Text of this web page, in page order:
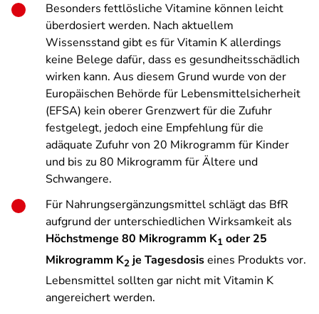
Besonders fettlösliche Vitamine können leicht
überdosiert werden. Nach aktuellem
Wissensstand gibt es für Vitamin K allerdings
keine Belege dafür, dass es gesundheitsschädlich
wirken kann. Aus diesem Grund wurde von der
Europäischen Behörde für Lebensmittelsicherheit
(EFSA) kein oberer Grenzwert für die Zufuhr
festgelegt, jedoch eine Empfehlung für die
adäquate Zufuhr von 20 Mikrogramm für Kinder
und bis zu 80 Mikrogramm für Ältere und
Schwangere.
Für Nahrungsergänzungsmittel schlägt das BfR
aufgrund der unterschiedlichen Wirksamkeit als
Höchstmenge 80 Mikrogramm K1 oder 25
Mikrogramm K2 je Tagesdosiseines Produkts vor.
Lebensmittel sollten gar nicht mit Vitamin K
angereichert werden.